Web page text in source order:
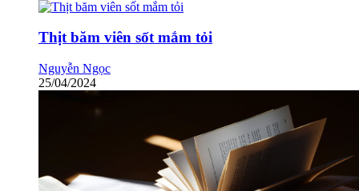
Thịt băm viên sốt mắm tỏi
Nguyễn Ngọc
25/04/2024